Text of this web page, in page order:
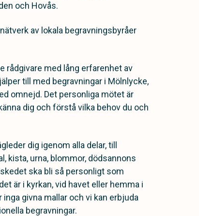
och Hovås.
av lokala begravningsbyråer
rådgivare med lång erfarenhet av
till med begravningar i Mölnlycke,
omnejd. Det personliga mötet är
dig och förstå vilka behov du och
dig igenom alla delar, till
kista, urna, blommor, dödsannons
ska bli så personligt som
är i kyrkan, vid havet eller hemma i
givna mallar och vi kan erbjuda
begravningar.